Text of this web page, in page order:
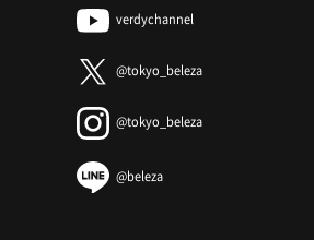
verdychannel
@tokyo_beleza
@tokyo_beleza
@beleza